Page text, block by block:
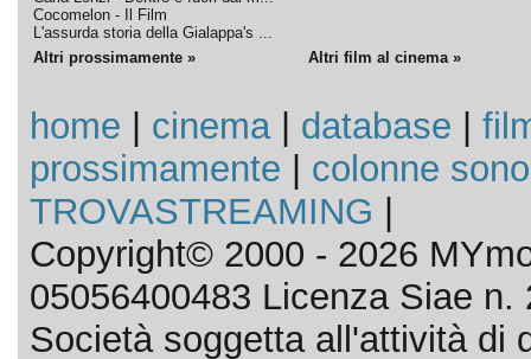
Cocomelon - Il Film
L'assurda storia della Gialappa's ...
Altri prossimamente » Altri film al cinema »
home cinema| database
prossimamente
colonne
TROVASTREAMING
Copyright© 2000 - 2026
05056400483 Licenza Siae n.
Società soggetta all'attività di